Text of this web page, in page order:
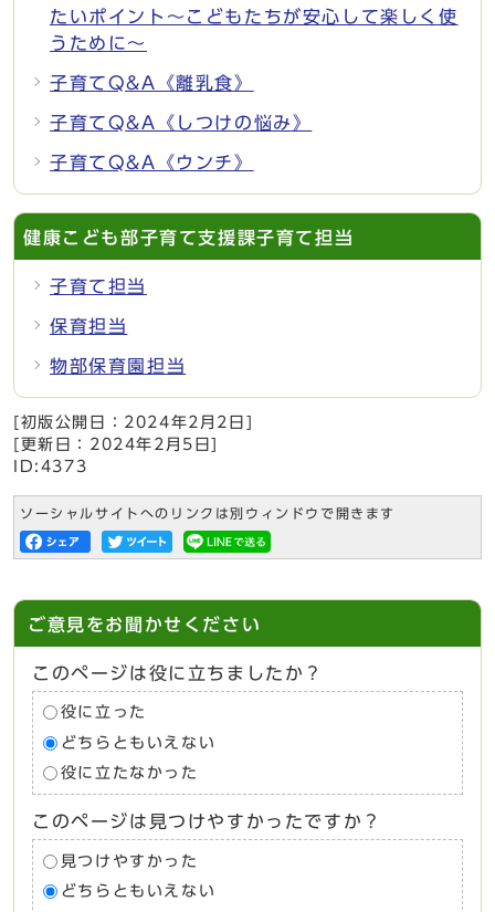
たいポイント～こどもたちが安心して楽しく使
うために～
子育てQ&A《離乳食》
子育てQ&A《しつけの悩み》
子育てQ&A《ウンチ》
健康こども部子育て支援課子育て担当
子育て担当
保育担当
物部保育園担当
[初版公開日： 2024年2月2日
[更新日： 2024年2月5日
ID:4373
ソーシャルサイトへのリンクは別ウィンドウで開きます
ご意見をお聞かせください
このページは役に立ちましたか？
役に立った
どちらともいえない
役に立たなかった
このページは見つけやすかったですか？
見つけやすかった
どちらともいえない